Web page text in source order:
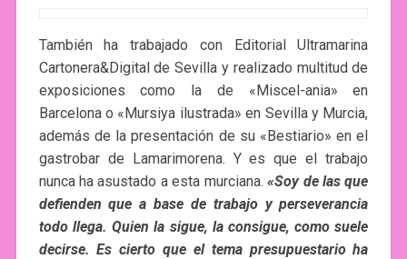
También ha trabajado con Editorial Ultramarina
Cartonera&Digital de Sevilla y realizado multitud de
exposiciones como la de «Miscel-ania» en
Barcelona o «Mursiya ilustrada» en Sevilla y Murcia,
además de la presentación de su «Bestiario» en el
gastrobar de Lamarimorena. Y es que el trabajo
nunca ha asustado a esta murciana. «Soy de las que
defienden que a base de trabajo y perseverancia
todo llega. Quien la sigue, la consigue, como suele
decirse. Es cierto que el tema presupuestario ha